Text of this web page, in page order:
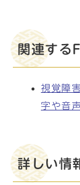
関連する
視覚障
字や音
詳しい情